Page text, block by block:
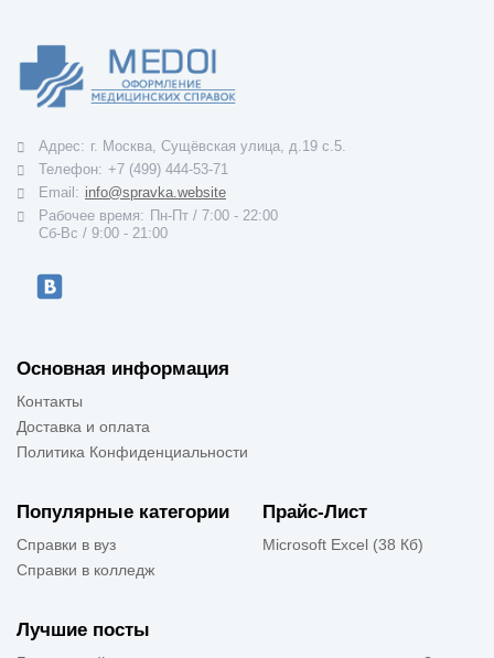
Адрес: г. Москва, Сущёвская улица, д.19 с.5.
Телефон: +7 (499) 444-53-71
Email: info@spravka.website
Рабочее время:
Пн-Пт / 7:00 - 22:00
Cб-Вс / 9:00 - 21:00
Основная информация
Контакты
Доставка и оплата
Политика Конфиденциальности
Популярные категории
Справки в вуз
Справки в колледж
Прайс-Лист
Microsoft Excel (38 Кб)
Лучшие посты